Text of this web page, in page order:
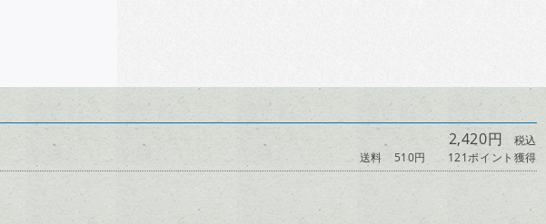
2,420円 税込
送料 510円
121ポイント獲得